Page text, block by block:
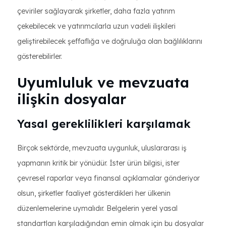
çeviriler sağlayarak şirketler, daha fazla yatırım
çekebilecek ve yatırımcılarla uzun vadeli ilişkileri
geliştirebilecek şeffaflığa ve doğruluğa olan bağlılıklarını
gösterebilirler.
Uyumluluk ve mevzuata
ilişkin dosyalar
Yasal gereklilikleri karşılamak
Birçok sektörde, mevzuata uygunluk, uluslararası iş
yapmanın kritik bir yönüdür. İster ürün bilgisi, ister
çevresel raporlar veya finansal açıklamalar gönderiyor
olsun, şirketler faaliyet gösterdikleri her ülkenin
düzenlemelerine uymalıdır. Belgelerin yerel yasal
standartları karşıladığından emin olmak için bu dosyalar